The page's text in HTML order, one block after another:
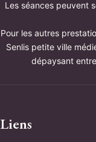
Les séances peuvent
Pour les autres
Senlis petite ville
dépaysant
Liens